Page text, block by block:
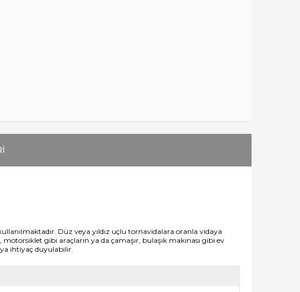
Düz veya yıldız uçlu tornavidalara oranla vidaya
gibi araçların ya da çamaşır, bulaşık makinası gibi ev
ihtiyaç duyulabilir.